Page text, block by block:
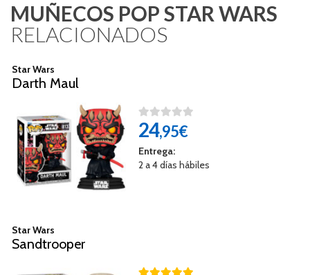
MUÑECOS POP STAR WARS
RELACIONADOS
Star Wars
Darth Maul
24,95€
Entrega:
2 a 4 días hábiles
Star Wars
Sandtrooper